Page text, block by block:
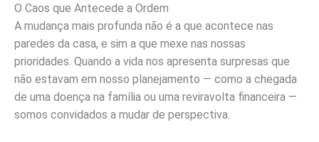
O Caos que Antecede a Ordem
A mudança mais profunda não é a que acontece nas
paredes da casa, e sim a que mexe nas nossas
prioridades. Quando a vida nos apresenta surpresas que
não estavam em nosso planejamento — como a chegada
de uma doença na família ou uma reviravolta financeira —
somos convidados a mudar de perspectiva.